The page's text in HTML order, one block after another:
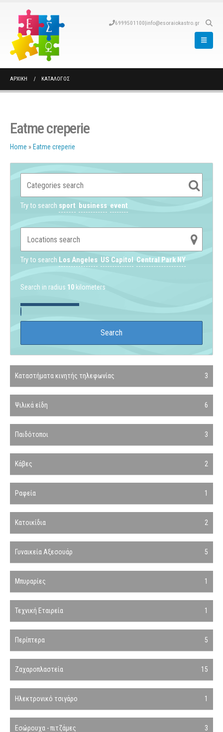
6999501100|info@esoraiokastro.gr
ΑΡΧΙΚΉ ΚΑΤΆΛΟΓΟΣ
Eatme creperie
Home » Eatme creperie
Try to search sport business event
Try to search Los Angeles US Capitol Central Park NY
Search in radius 10 kilometers
Καταστήματα κινητής τηλεφωνίας 3
Ψιλικά είδη 6
Παιδότοποι 3
Κάβες 2
Ραφεία 1
Κατοικίδια 2
Γυναικεία Αξεσουάρ 5
Μπυραρίες 1
Τεχνική Εταιρεία 1
Περίπτερα 5
Ζαχαροπλαστεία 15
Ηλεκτρονικό τσιγάρο 1
Εσώρουχα - πιτζάμες 3